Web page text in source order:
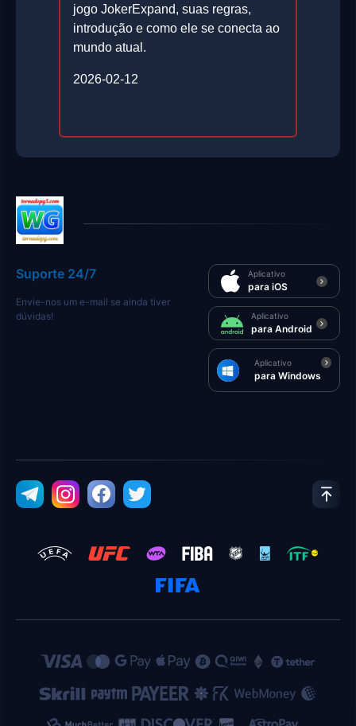
jogo JokerExpand, suas regras,
introdução e como ele se conecta ao
mundo atual.
2026-02-12
Suporte 24/7
Envie-nos um e-mail se ainda tiver
dúvidas!
Aplicativo
para iOS
Aplicativo
para Android
Aplicativo
para Windows